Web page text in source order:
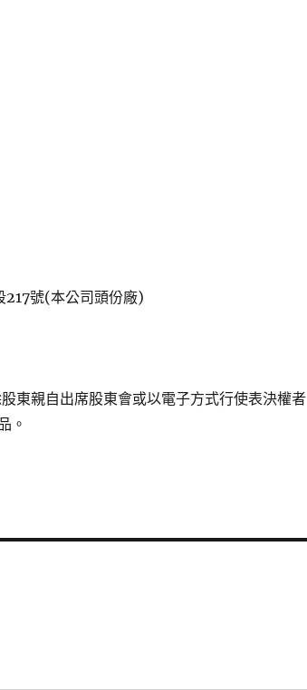
217號(本公司頭份廠)
東親自出席股東會或以電子方式行使表決權者
。